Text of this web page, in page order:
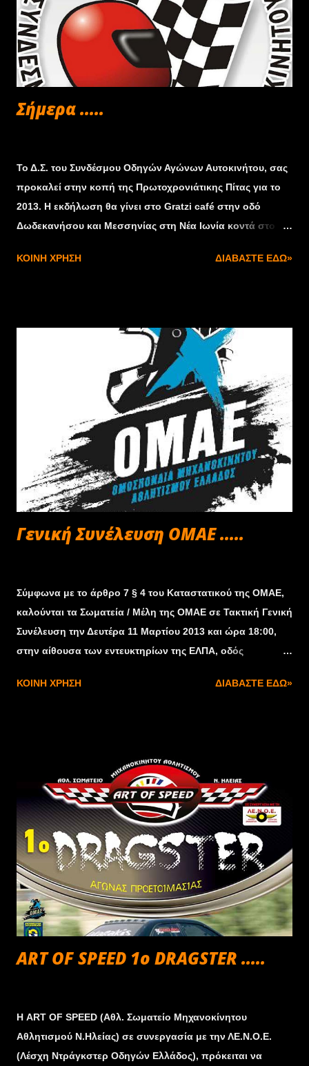
τους επαγγελματίες που το περιστοιχίζουν. Σημειωτέον
ότι, για το εν λόγο ασφαλιστήριο συμβόλαιο, έχουν
εισπραχθεί τα χρήματα από τα παράβολα της περσινής
χρονιάς. Χρήματα δηλαδή, που οι οδηγοί αγώνων, οι
αγωνιστικές ομάδες ...
Σήμερα .....
Το Δ.Σ. του Συνδέσμου Οδηγών Αγώνων Αυτοκινήτου, σας
προκαλεί στην κοπή της Πρωτοχρονιάτικης Πίτας για το
2013. Η εκδήλωση θα γίνει στο Gratzi café στην οδό
Δωδεκανήσου και Μεσσηνίας στη Νέα Ιωνία κοντά στο
Φεβρουαρίου στις 06.00 μ.μ. Θα χαρούμε ιδιαίτερα με
ΚΟΙΝΉ ΧΡΉΣΗ ΔΙΑΒΆΣΤΕ ΕΔΏ»
Γενική Συνέλευση ΟΜΑΕ .....
Σύμφωνα με το άρθρο 7 § 4 του Καταστατικού της ΟΜΑΕ,
καλούνται τα Σωματεία / Μέλη της ΟΜΑΕ σε Τακτική Γενική
Συνέλευση την Δευτέρα 11 Μαρτίου 2013 και ώρα 18:00,
στην αίθουσα των εντευκτηρίων της ΕΛΠΑ, οδός
ΔΙΑΤΑΞΗ 1.Υποβολή και έγκριση του απολογισμού του
Σύμφωνα με τις διατάξεις του άρθρου 7 § 7 για τη
συγκρότηση απαρτίας, πρέπει να παρευρίσκεται στη
Γενική Συνέλευση το ένα δεύτερο ( ½ ) συν ένας
τουλάχιστον από το σύνολο των αντιπροσώπων των
Σωματείων που έχουν δικαίωμα ψήφου.
...
ΚΟΙΝΉ ΧΡΉΣΗ ΔΙΑΒΆΣΤΕ ΕΔΏ»
ART OF SPEED 1o DRAGSTER .....
Η ART OF SPEED (Αθλ. Σωματείο Μηχανοκίνητου
Αθλητισμού Ν.Ηλείας) σε συνεργασία με την ΛΕ.Ν.Ο.Ε.
(Λέσχη Ντράγκστερ Οδηγών Ελλάδος), πρόκειται να